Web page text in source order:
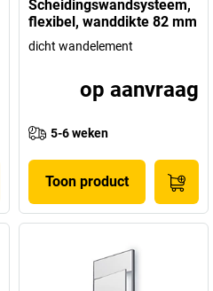
Scheidingswandsysteem,
flexibel, wanddikte 82 mm
dicht wandelement
op aanvraag
5-6 weken
Toon product